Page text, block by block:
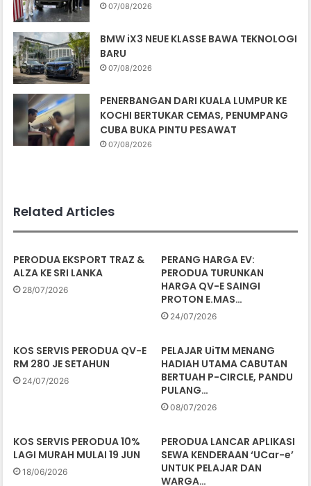
07/08/2026
BMW iX3 NEUE KLASSE BAWA TEKNOLOGI
BARU
07/08/2026
PENERBANGAN DARI KUALA LUMPUR KE
KOCHI BERTUKAR CEMAS, PENUMPANG
CUBA BUKA PINTU PESAWAT
07/08/2026
Related Articles
PERODUA EKSPORT TRAZ &
ALZA KE SRI LANKA
28/07/2026
PERANG HARGA EV:
PERODUA TURUNKAN
HARGA QV-E SAINGI
PROTON E.MAS…
24/07/2026
KOS SERVIS PERODUA QV-E
RM 280 JE SETAHUN
24/07/2026
PELAJAR UiTM MENANG
HADIAH UTAMA CABUTAN
BERTUAH P-CIRCLE, PANDU
PULANG…
08/07/2026
KOS SERVIS PERODUA 10%
LAGI MURAH MULAI 19 JUN
18/06/2026
PERODUA LANCAR APLIKASI
SEWA KENDERAAN ‘UCar-e’
UNTUK PELAJAR DAN
WARGA…